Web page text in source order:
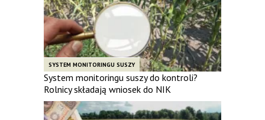
SYSTEM MONITORINGU SUSZY
System monitoringu suszy do kontroli?
Rolnicy składają wniosek do NIK